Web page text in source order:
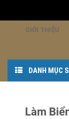
GIỚI THIỆU
DANH MỤC
Làm